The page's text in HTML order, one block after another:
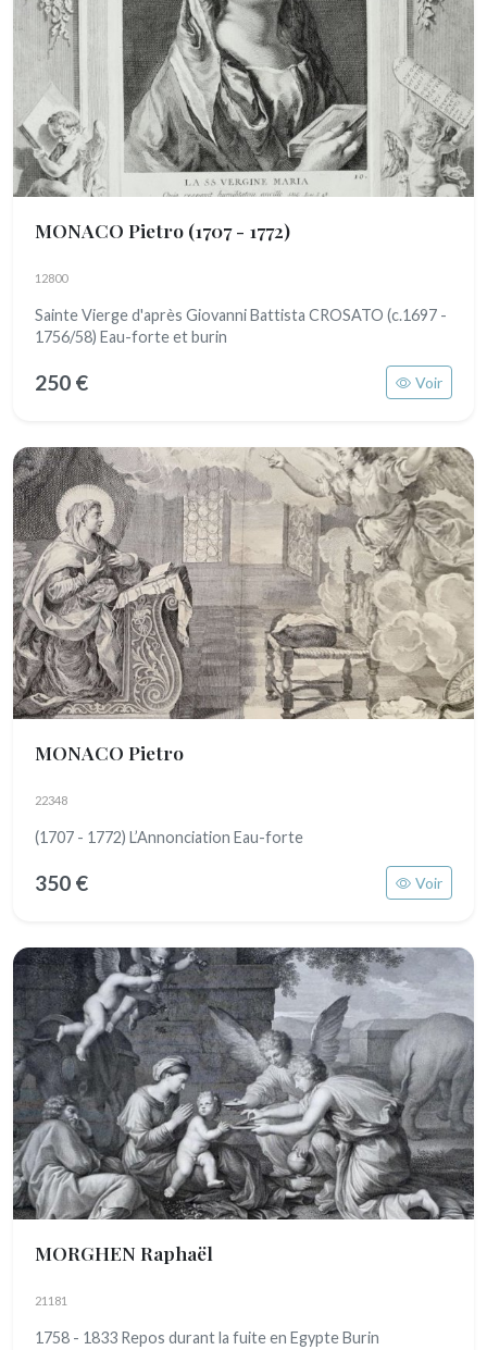
MONACO Pietro (1707 - 1772)
12800
Sainte Vierge d'après Giovanni Battista CROSATO (c.1697 -
1756/58) Eau-forte et burin
250 € Voir
MONACO Pietro
22348
(1707 - 1772) L’Annonciation Eau-forte
350 € Voir
MORGHEN Raphaël
21181
1758 - 1833 Repos durant la fuite en Egypte Burin